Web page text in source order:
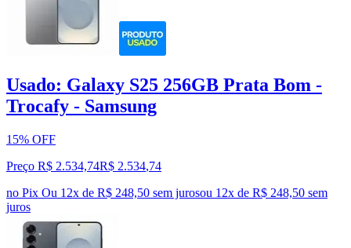
Usado: Galaxy S25 256GB Prata Bom -
Trocafy - Samsung
15% OFF
Preço R$ 2.534,74R$ 2.534,74
no Pix Ou 12x de R$ 248,50 sem jurosou 12x de R$ 248,50 sem
juros